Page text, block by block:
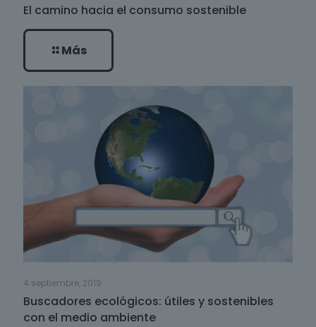
El camino hacia el consumo sostenible
Más
4 septiembre, 2019
Buscadores ecológicos: útiles y sostenibles
con el medio ambiente